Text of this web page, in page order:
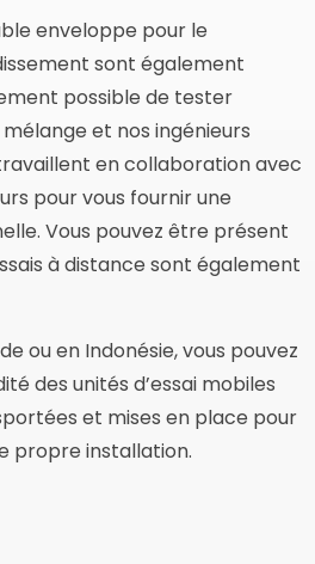
enveloppe pour le
sont également
possible de tester
et nos ingénieurs
en collaboration avec
pour vous fournir une
Vous pouvez être présent
à distance sont également
ou en Indonésie, vous pouvez
des unités d’essai mobiles
et mises en place pour
propre installation.